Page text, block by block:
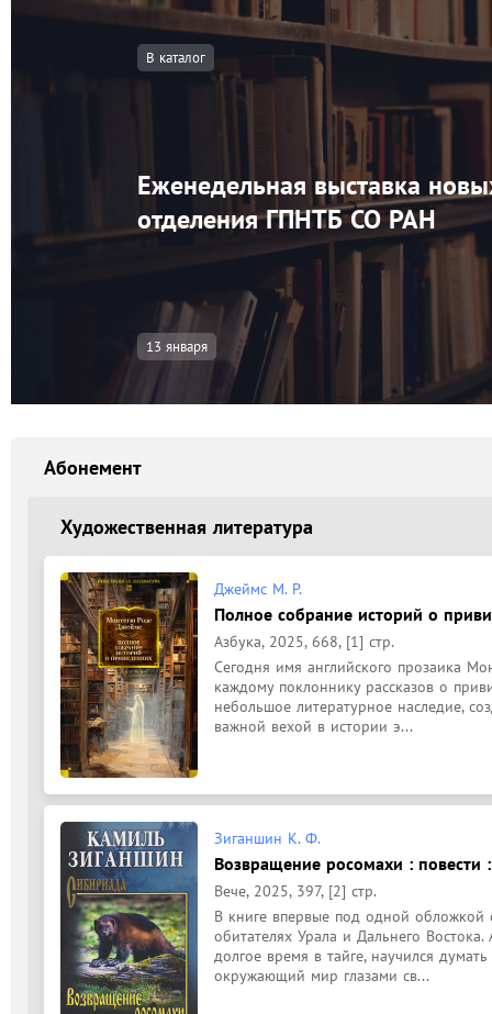
В каталог
Еженедельная выставка
отделения ГПНТБ СО РАН
13 января
Абонемент
Художественная литература
Джеймс М. Р.
Полное собрание историй о
Азбука, 2025, 668, [1] стр.
Сегодня имя английского прозаика
каждому поклоннику рассказов о
небольшое литературное наследие,
важной вехой в истории э...
Зиганшин К. Ф.
Возвращение росомахи : повести
Вече, 2025, 397, [2] стр.
В книге впервые под одной
обитателях Урала и Дальнего
долгое время в тайге, научился
окружающий мир глазами св...